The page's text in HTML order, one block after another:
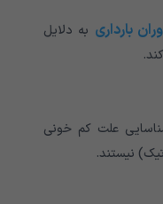
بارداری به دلایل
علت کم خونی
نیستند.